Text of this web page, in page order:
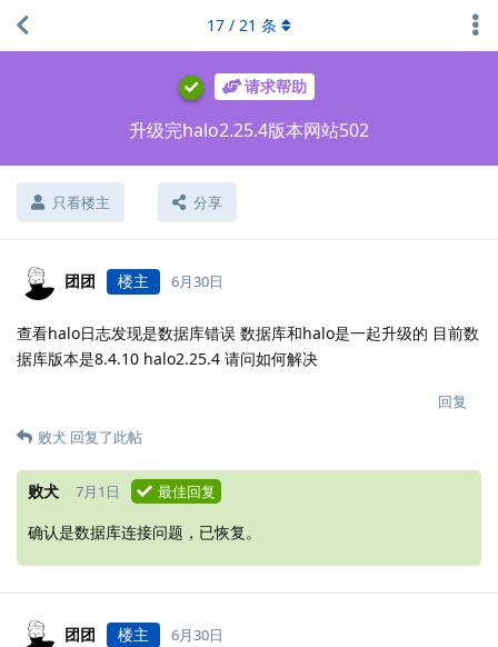
请求帮助
升级完halo2.25.4版本网站502
只看楼主 分享
17 / 21 条
团团 楼主 6月30日
查看halo日志发现是数据库错误 数据库和halo是一起升级的 目前数
据库版本是8.4.10 halo2.25.4 请问如何解决
回复
败犬 回复了此帖
败犬 7月1日 最佳回复
确认是数据库连接问题，已恢复。
团团 楼主 6月30日